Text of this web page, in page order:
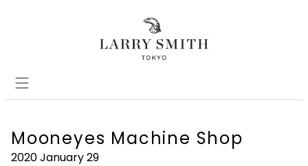
Mooneyes Machine Shop
2020 January 29